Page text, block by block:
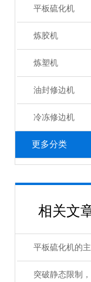
平板硫化机
炼胶机
炼塑机
油封修边机
冷冻修边机
更多分类
相关文